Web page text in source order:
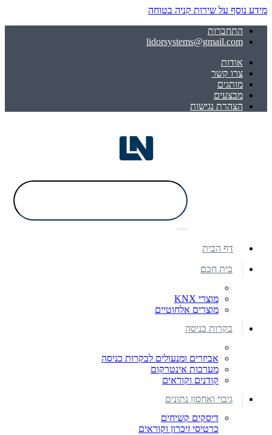
מידע נוסף על שירות קניה בטוחה
התחברות
lidorsystems@gmail.com
אודות
צרו קשר
מותגים
מבצעים
הצהרת נגישות
דף הבית
בית חכם
מוצרי KNX
מוצרים אלחוטיים
בקרות כניסה
אביזרים ומנעולים לבקרות כניסה
מערכות אינטרקום
קודנים וקוראים
גיבוי ואחסון נתונים
דיסקים קשיחים
כרטיסי זיכרון וקוראים